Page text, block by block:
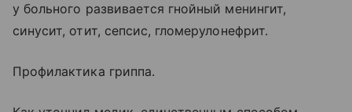
у больного развивается гнойный менингит,
синусит, отит, сепсис, гломерулонефрит.
Профилактика гриппа.